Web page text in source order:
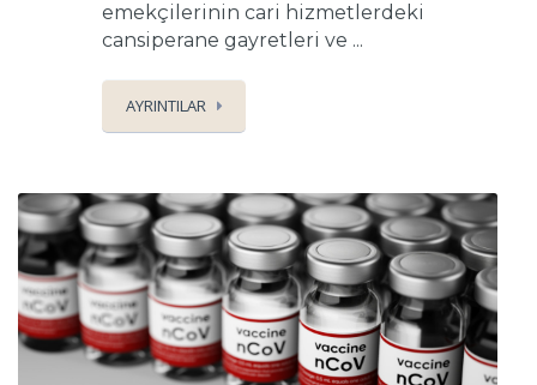
emekçilerinin cari hizmetlerdeki
cansiperane gayretleri ve ...
AYRINTILAR